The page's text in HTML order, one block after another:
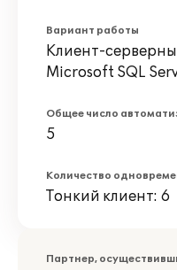
Вариант работы
Клиент-
Microsoft SQL
Общее число
5
Количество
Тонкий клиент: 6
Партнер,